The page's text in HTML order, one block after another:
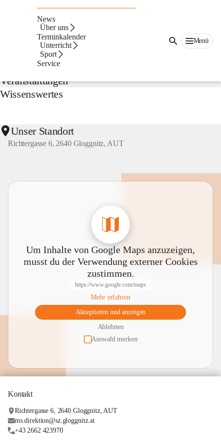
News
Über uns
Terminkalender
Unterricht
Sport
Service
Menü
Aktuelles
Veranstaltungen
Wissenswertes
Unser Standort
Richtergasse 6, 2640 Gloggnitz, AUT
Um Inhalte von Google Maps anzuzeigen,
musst du der Verwendung externer Cookies
zustimmen.
https://www.google.com/maps
Mehr erfahren
Akzeptieren und anzeigen
Ablehnen
Auswahl merken
Kontakt
Richtergasse 6, 2640 Gloggnitz, AUT
ms.direktion@sz.gloggnitz.at
+43 2662 423970